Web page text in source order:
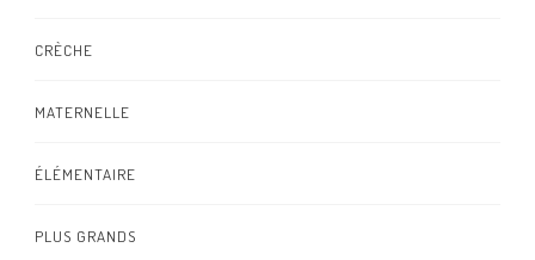
CRÈCHE
MATERNELLE
ÉLÉMENTAIRE
PLUS GRANDS